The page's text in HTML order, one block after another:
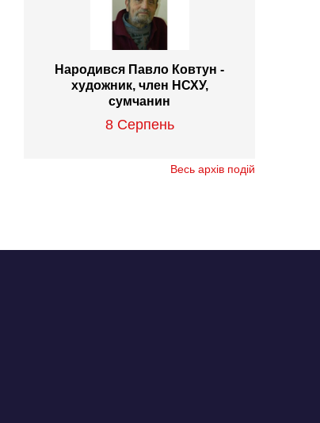
Народився Павло Ковтун -
художник, член НСХУ,
сумчанин
8 Серпень
Весь архів подій